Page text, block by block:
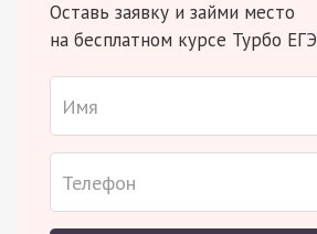
Оставь заявку и займи место
на бесплатном курсе Турбо ЕГЭ